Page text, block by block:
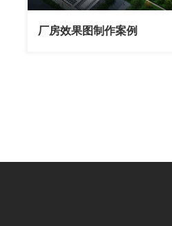
厂房效果图制作案例